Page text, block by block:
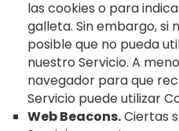
las cookies o para
galleta. Sin embargo, si
posible que no pueda
nuestro Servicio. A
navegador para que
Servicio puede utilizar
Web Beacons.Ciertas